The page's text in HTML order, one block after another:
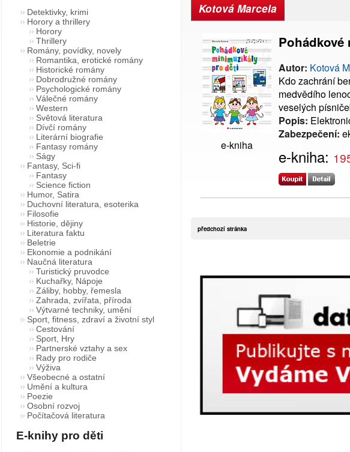
Kotová Marcela
e-kniha
Autor: Kotová
Kdo zachrání
medvědího
veselých
Popis:
Zabezpečení:
e-kniha:
předchozí stránka
Detektivky, krimi
Horory a thrillery
Horory
Thrillery
Romány, povídky, novely
Romantika, erotické romány
Historické romány
Dobrodružné romány
Psychologické romány
Válečné romány
Western
Světová literatura
Dívčí romány
Literární biografie
Fantasy romány
Ságy
Fantasy, Sci-fi
Fantasy
Science fiction
Humor, Satira
Duchovní literatura, esoterika
Filosofie
Historie, dějiny
Literatura faktu
Beletrie
Ekonomie a podnikání
Naučná literatura
Turistický pruvodce
Kuchařky, Nápoje
Záliby, hobby, řemesla
Zahrada, zvířata, příroda
Výtvarné techniky, umění
Sport, fitness, zdraví a životní styl
Cestování
Sport, Hry
Partnerské vztahy a sex
Rady pro rodiče
Výživa
Všeobecné a ostatní
Umění a kultura
Poezie
Osobní rozvoj
Počítačová literatura
E-knihy pro děti